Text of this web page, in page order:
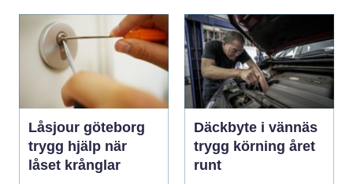
Låsjour göteborg
trygg hjälp när
låset krånglar
Däckbyte i vännäs
trygg körning året
runt